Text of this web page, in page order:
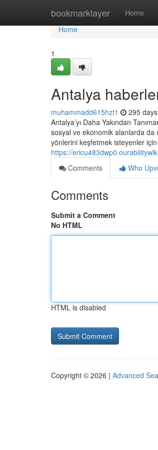
bookmarklayer Home
Home
Home
1
Antalya
muhammadd615hzt1 295
Antalya’yı Daha Yakından
sosyal ve ekonomik alanlarda da
yönlerini keşfetmek isteyenler
https://
Comments
Who
Comments
Submit a Comment
No HTML
HTML is disabled
Copyright © 2026 | Advanced